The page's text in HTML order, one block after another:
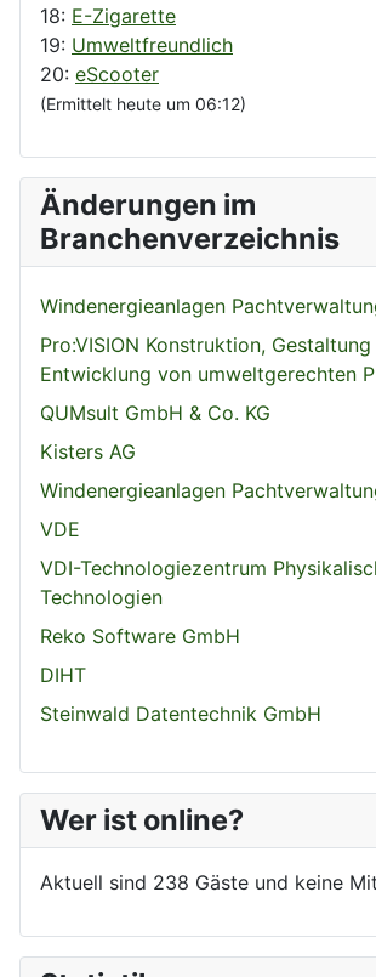
18: E-Zigarette
19: Umweltfreundlich
20: eScooter
(Ermittelt heute um 06:12)
Änderungen im
Branchenverzeichnis
Windenergieanlagen
Pro:VISION Konstruktion, Gestaltung
Entwicklung von umweltgerechten
QUMsult GmbH & Co. KG
Kisters AG
Windenergieanlagen
VDE
VDI-Technologiezentrum
Technologien
Reko Software GmbH
DIHT
Steinwald Datentechnik GmbH
Wer ist online?
Aktuell sind 238 Gäste und keine